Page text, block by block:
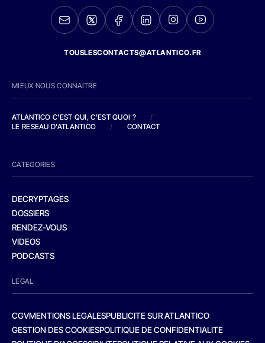
TOUSLESCONTACTS@ATLANTICO.FR
MIEUX NOUS CONNAITRE
ATLANTICO C'EST QUI, C'EST QUOI ?
/
LE RESEAU D'ATLANTICO
/ CONTACT
CATEGORIES
DECRYPTAGES
DOSSIERS
RENDEZ-VOUS
VIDEOS
PODCASTS
LEGAL
CGVMENTIONS LEGALESPUBLICITE SUR ATLANTICO
GESTION DES COOKIESPOLITIQUE DE CONFIDENTIALITE